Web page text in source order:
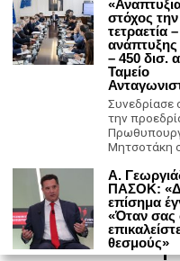
Επικοινωνία
Πολιτική
Δήλωση
στόχος
τετραετία
ανάπτυξης
– 450 δισ.
Ταμείο
Συνεδρίασε
την
Μητσοτάκη
Α.
ΠΑΣΟΚ:
επίσημα
«Όταν σας
θεσμούς»